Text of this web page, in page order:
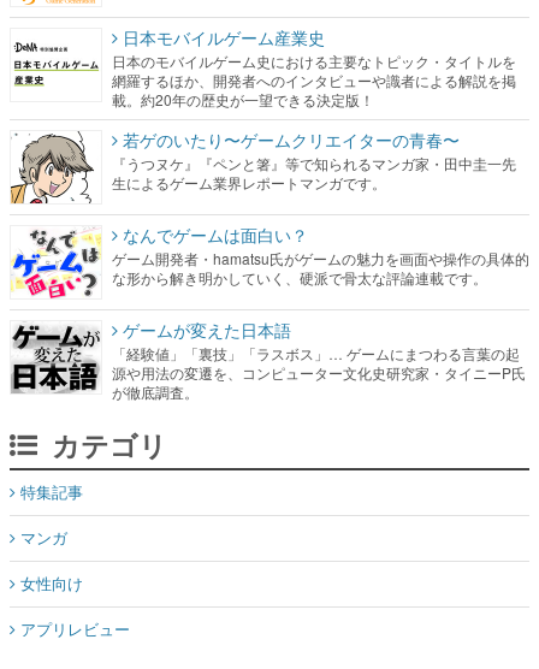
日本モバイルゲーム産業史
日本のモバイルゲーム史における主要なトピック・タイトルを
網羅するほか、開発者へのインタビューや識者による解説を掲
載。約20年の歴史が一望できる決定版！
若ゲのいたり〜ゲームクリエイターの青春〜
『うつヌケ』『ペンと箸』等で知られるマンガ家・田中圭一先
生によるゲーム業界レポートマンガです。
なんでゲームは面白い？
ゲーム開発者・hamatsu氏がゲームの魅力を画面や操作の具体的
な形から解き明かしていく、硬派で骨太な評論連載です。
ゲームが変えた日本語
「経験値」「裏技」「ラスボス」… ゲームにまつわる言葉の起
源や用法の変遷を、コンピューター文化史研究家・タイニーP氏
が徹底調査。
カテゴリ
特集記事
マンガ
女性向け
アプリレビュー